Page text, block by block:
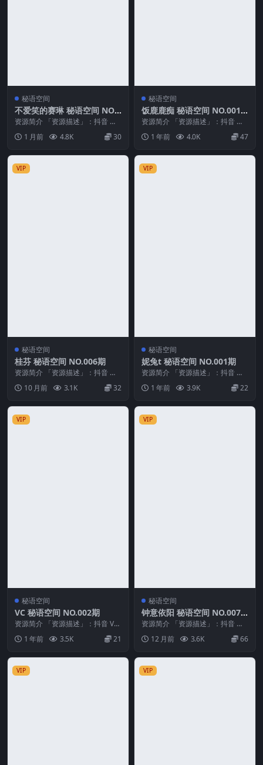
秘语空间
不爱笑的赛琳 秘语空间 NO.0
10期
资源简介 「资源描述」：抖音 不
爱笑的赛琳 秘语空间 NO.010期
【25P】...
1 月前 4.8K 30
秘语空间
饭鹿鹿痴 秘语空间 NO.001
期 最新至：2025.6.19
资源简介 「资源描述」：抖音 饭
鹿鹿痴 秘语空间 NO.001期 【30P
10V...1 年前 4.0K 47
VIP
秘语空间
桂芬 秘语空间 NO.006期
资源简介 「资源描述」：抖音 桂
芬 秘语空间 NO.006期 【14P4V】
「...10 月前 3.1K 32
VIP
秘语空间
妮兔t 秘语空间 NO.001期
资源简介 「资源描述」：抖音 妮
兔t 秘语空间 NO.001期 【29P1
V】 ...1 年前 3.9K 22
VIP
秘语空间
VC 秘语空间 NO.002期
资源简介 「资源描述」：抖音 VC
秘语空间 NO.002期 【33P2V】
「...1 年前 3.5K 21
VIP
秘语空间
钟意依阳 秘语空间 NO.007
期
资源简介 「资源描述」：抖音 钟
意依阳 秘语空间 NO.007期 【21P
3V】...12 月前 3.6K 66
VIP VIP